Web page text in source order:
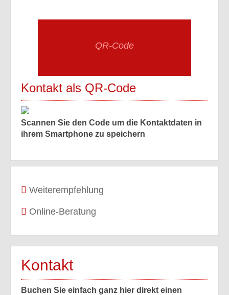
QR-Code
Kontakt als QR-Code
Scannen Sie den Code um die Kontaktdaten in
ihrem Smartphone zu speichern
Weiterempfehlung
Online-Beratung
Kontakt
Buchen Sie einfach ganz hier direkt einen